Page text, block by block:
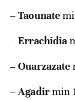
–Taounate
–Errachidia
–Ouarzazate
–Agadirmin